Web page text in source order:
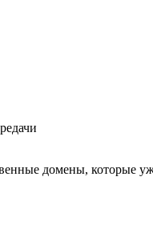
домены, которые